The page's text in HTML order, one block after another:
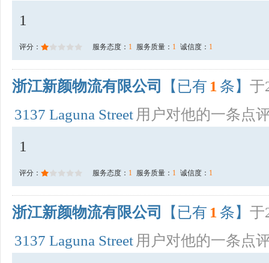
1
评分： 服务态度： 1 服务质量： 1 诚信度： 1
浙江新颜物流有限公司 【已有 1 条】 于
3137 Laguna Street 用户对他的一条点
1
评分： 服务态度： 1 服务质量： 1 诚信度： 1
浙江新颜物流有限公司 【已有 1 条】 于
3137 Laguna Street 用户对他的一条点